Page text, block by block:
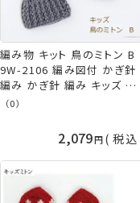
編み物 キット 鳥のミトン B
9W-2106 編み図付 かぎ針
編み かぎ針 編み キッズ 手
袋 ミトン 手作りキット 手編
手作り 手芸 毛糸 グレー 動
物 鳥 ダルマ 横田 手芸の山
久
（0）
2,079 税込